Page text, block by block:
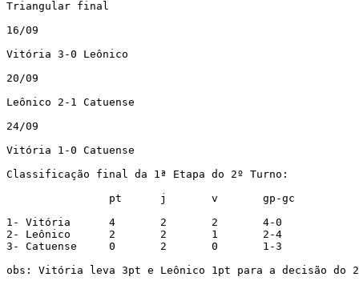
Triangular final
16/09
Vitória 3-0 Leônico
20/09
Leônico 2-1 Catuense
24/09
Vitória 1-0 Catuense
Classificação final da 1ª Etapa do 2º Turno:
1- Vitória	4	2	2	4-0
2- Leônico	2	2	1	2-4
3- Catuense	0	2	0	1-3
obs: Vitória leva 3pt e Leônico 1pt para a decisão do